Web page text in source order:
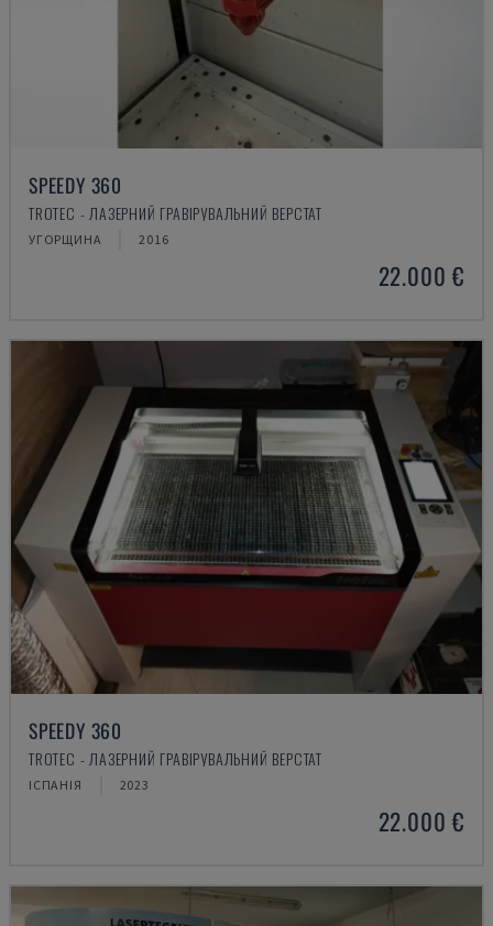
SPEEDY 360
TROTEC - ЛАЗЕРНИЙ ГРАВІРУВАЛЬНИЙ ВЕРСТАТ
УГОРЩИНА 2016
22.000 €
SPEEDY 360
TROTEC - ЛАЗЕРНИЙ ГРАВІРУВАЛЬНИЙ ВЕРСТАТ
ІСПАНІЯ 2023
22.000 €